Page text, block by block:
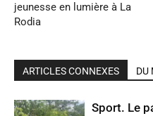
jeunesse en lumière à La
Rodia
ARTICLES CONNEXES DU
Sport. Le